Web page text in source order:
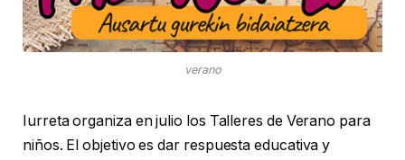
verano
Iurreta organiza en julio los Talleres de Verano para
niños. El objetivo es dar respuesta educativa y